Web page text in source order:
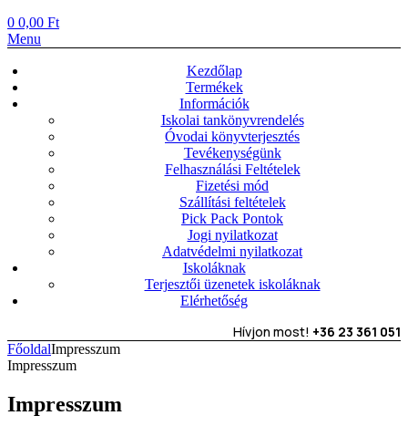
0 0,00 Ft
Menu
Kezdőlap
Termékek
Információk
Iskolai tankönyvrendelés
Óvodai könyvterjesztés
Tevékenységünk
Felhasználási Feltételek
Fizetési mód
Szállítási feltételek
Pick Pack Pontok
Jogi nyilatkozat
Adatvédelmi nyilatkozat
Iskoláknak
Terjesztői üzenetek iskoláknak
Elérhetőség
Hívjon most! +36 23 361 051
FőoldalImpresszum
Impresszum
Impresszum